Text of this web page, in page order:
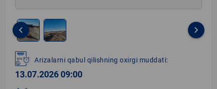
1
of
2
keyboard_arrow_left keyboard_arrow_right
Arizalarni qabul qilishning oxirgi muddati:
13.07.2026 09:00